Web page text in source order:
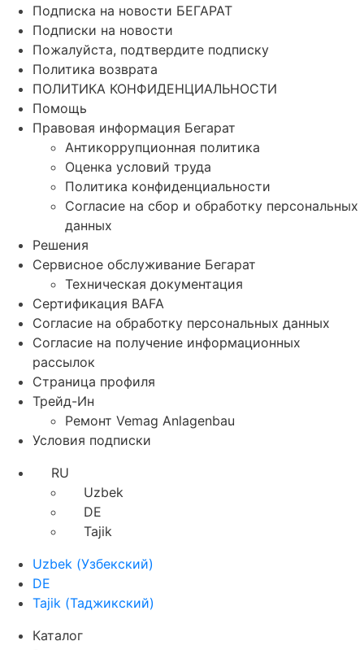
Подписка на новости БЕГАРАТ
Подписки на новости
Пожалуйста, подтвердите подписку
Политика возврата
ПОЛИТИКА КОНФИДЕНЦИАЛЬНОСТИ
Помощь
Правовая информация Бегарат
Антикоррупционная политика
Оценка условий труда
Политика конфиденциальности
Согласие на сбор и обработку персональных
данных
Решения
Сервисное обслуживание Бегарат
Техническая документация
Сертификация BAFA
Согласие на обработку персональных данных
Согласие на получение информационных
рассылок
Страница профиля
Трейд-Ин
Ремонт Vemag Anlagenbau
Условия подписки
RU
Uzbek
DE
Tajik
Uzbek (Узбекский)
DE
Tajik (Таджикский)
Каталог